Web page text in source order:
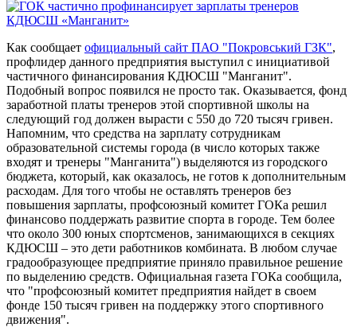
Как сообщает официальный сайт ПАО "Покровський ГЗК",
профлидер данного предприятия выступил с инициативой
частичного финансирования КДЮСШ "Манганит".
Подобный вопрос появился не просто так. Оказывается, фонд
заработной платы тренеров этой спортивной школы на
следующий год должен вырасти с 550 до 720 тысяч гривен.
Напомним, что средства на зарплату сотрудникам
образовательной системы города (в число которых также
входят и тренеры "Манганита") выделяются из городского
бюджета, который, как оказалось, не готов к дополнительным
расходам. Для того чтобы не оставлять тренеров без
повышения зарплаты, профсоюзный комитет ГОКа решил
финансово поддержать развитие спорта в городе. Тем более
что около 300 юных спортсменов, занимающихся в секциях
КДЮСШ – это дети работников комбината. В любом случае
градообразующее предприятие приняло правильное решение
по выделению средств. Официальная газета ГОКа сообщила,
что "профсоюзный комитет предприятия найдет в своем
фонде 150 тысяч гривен на поддержку этого спортивного
движения".